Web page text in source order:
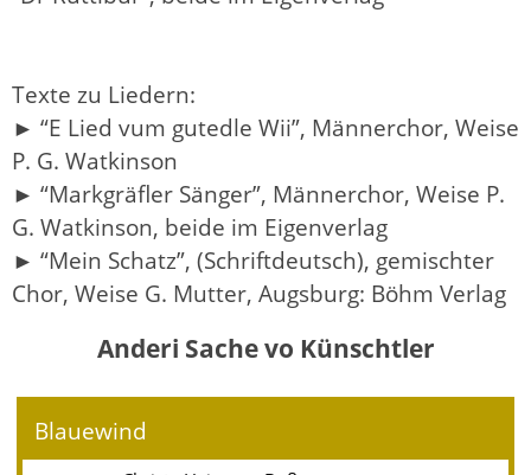
Texte zu Liedern:
► “E Lied vum gutedle Wii”, Männerchor, Weise
P. G. Watkinson
► “Markgräfler Sänger”, Männerchor, Weise P.
G. Watkinson, beide im Eigenverlag
► “Mein Schatz”, (Schriftdeutsch), gemischter
Chor, Weise G. Mutter, Augsburg: Böhm Verlag
Anderi Sache vo Künschtler
Blauewind